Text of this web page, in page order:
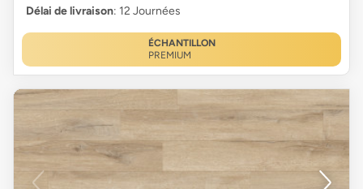
Délai de livraison: 12 Journées
ÉCHANTILLON
PREMIUM